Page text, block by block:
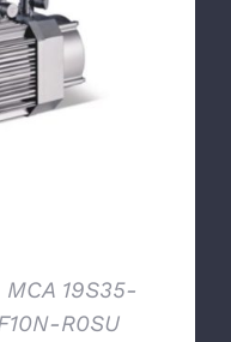
19S35-
R0SU